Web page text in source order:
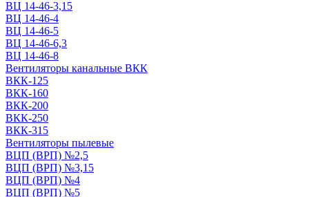
ВЦ 14-46-3,15
ВЦ 14-46-4
ВЦ 14-46-5
ВЦ 14-46-6,3
ВЦ 14-46-8
Вентиляторы канальные ВКК
ВКК-125
ВКК-160
ВКК-200
ВКК-250
ВКК-315
Вентиляторы пылевые
ВЦП (ВРП) №2,5
ВЦП (ВРП) №3,15
ВЦП (ВРП) №4
ВЦП (ВРП) №5